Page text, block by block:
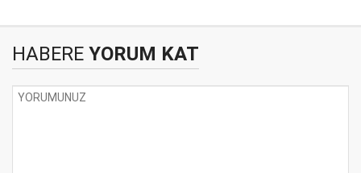
HABERE YORUM KAT